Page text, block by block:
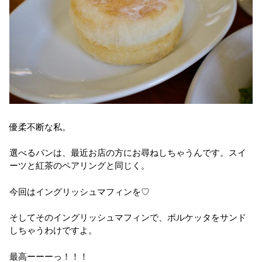
優柔不断な私。
選べるパンは、最近お店の方にお尋ねしちゃうんです。スイ
ーツと紅茶のペアリングと同じく。
今回はイングリッシュマフィンを♡
そしてそのイングリッシュマフィンで、ポルケッタをサンド
しちゃうわけですよ。
最高ーーーっ！！！